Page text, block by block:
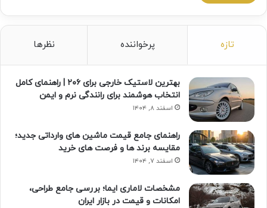
تازه پرخواننده نظرها
بهترین لاستیک خارجی برای ۲۰۶ | راهنمای کامل
انتخاب هوشمند برای رانندگی نرم و ایمن
اسفند ۸, ۱۴۰۴
راهنمای جامع قیمت ماشین های وارداتی جدید؛
مقایسه برند ها و فرصت های خرید
اسفند ۷, ۱۴۰۴
مشخصات لاماری ایما؛ بررسی جامع طراحی،
امکانات و قیمت در بازار ایران